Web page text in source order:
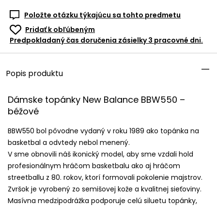
Položte otázku týkajúcu sa tohto predmetu
Pridať k obľúbeným
Predpokladaný čas doručenia zásielky 3 pracovné dni.
Popis produktu
Dámske topánky New Balance BBW550 –
béžové
BBW550 bol pôvodne vydaný v roku 1989 ako topánka na
basketbal a odvtedy nebol menený.
V sme obnovili náš ikonický model, aby sme vzdali hold
profesionálnym hráčom basketbalu ako aj hráčom
streetballu z 80. rokov, ktorí formovali pokolenie majstrov.
Zvršok je vyrobený zo semišovej kože a kvalitnej sieťoviny.
Masívna medzipodrážka podporuje celú siluetu topánky,